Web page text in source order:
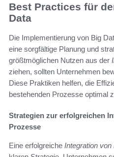
Best Practices für
Data
Die Implementierung von Big
eine sorgfältige Planung und
größtmöglichen Nutzen aus der
ziehen, sollten Unternehmen
Diese Praktiken helfen, die
bestehenden Prozesse optimal
Strategien zur erfolgreichen
Prozesse
Eine erfolgreiche Integration von